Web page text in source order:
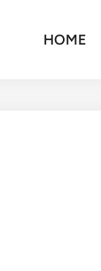
HOME